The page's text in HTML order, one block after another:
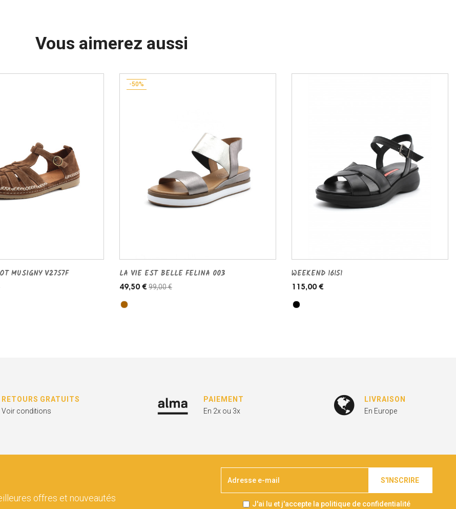
Vous aimerez aussi
MUSIGNY V2757F
-50%
LA VIE EST BELLE FELINA 003
49,50 € 99,00 €
WEEKEND 16151
115,00 €
RETOURS GRATUITS
Voir conditions
PAIEMENT
En 2x ou 3x
LIVRAISON
En Europe
offres et nouveautés
S'INSCRIRE
J'ai lu et j'accepte la politique de confidentialité